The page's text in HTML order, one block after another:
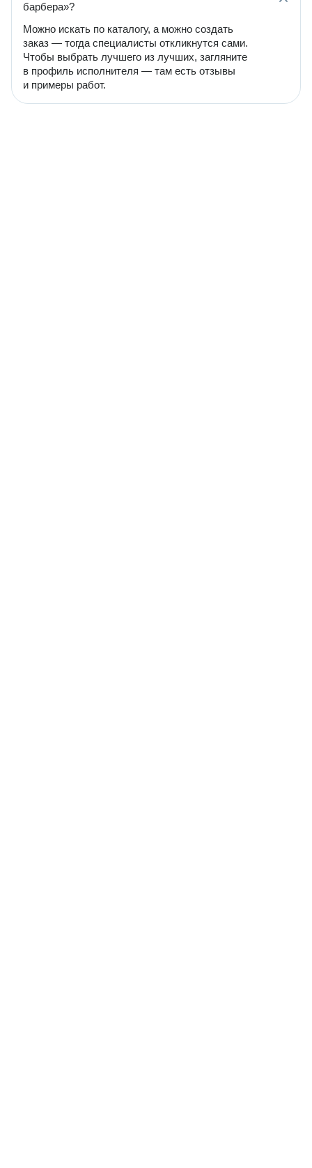
барбера»?
Можно искать по каталогу, а можно создать
заказ — тогда специалисты откликнутся сами.
Чтобы выбрать лучшего из лучших, загляните
в профиль исполнителя — там есть отзывы
и примеры работ.